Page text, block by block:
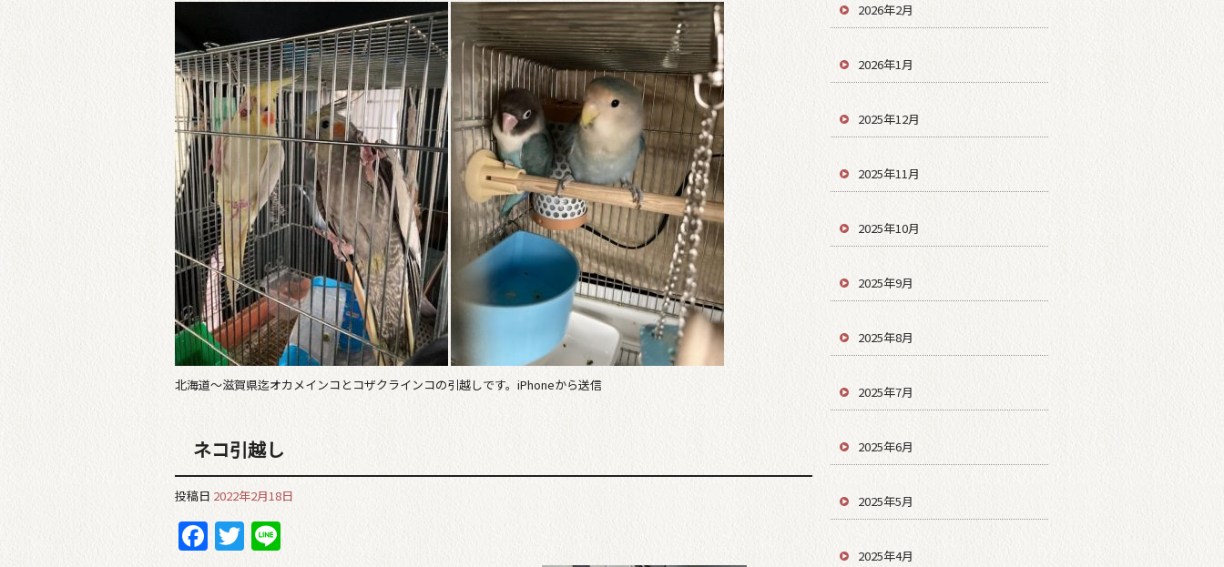
北海道〜滋賀県迄オカメインコとコザクラインコの引越しです。iPhoneから送信
ネコ引越し
投稿日 2022年2月18日
Facebook
Twitter
2026年2月
2026年1月
2025年12月
2025年11月
2025年10月
2025年9月
2025年8月
2025年7月
2025年6月
2025年5月
2025年4月